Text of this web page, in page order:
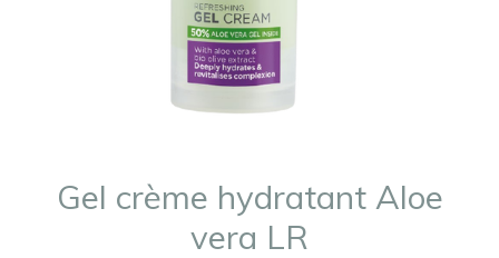
Gel crème hydratant Aloe
vera LR